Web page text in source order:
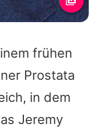
frühen
Prostata
in dem
Jeremy